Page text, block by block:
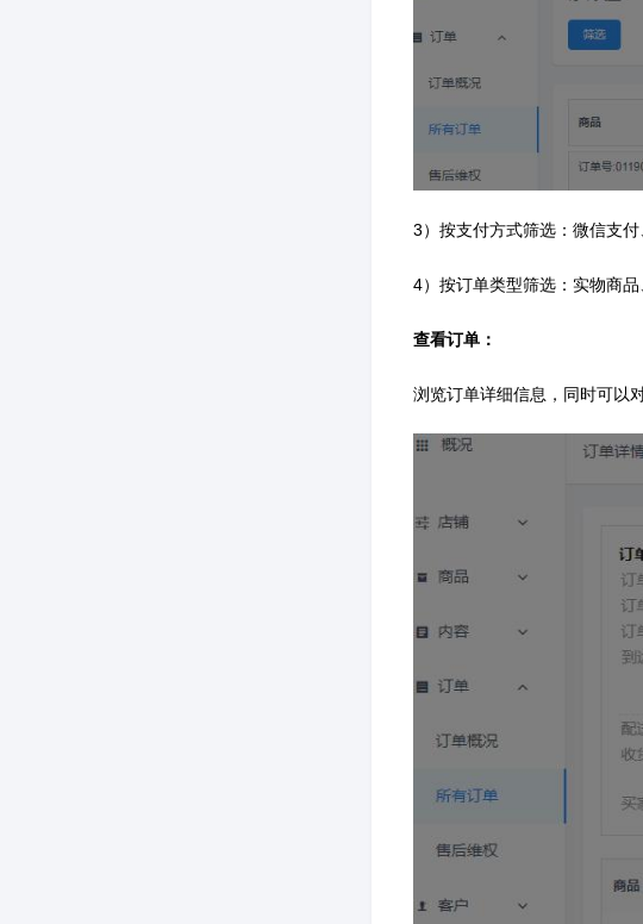
3）按支付方式筛选：微信支付
4）按订单类型筛选：实物商品
查看订单：
浏览订单详细信息，同时可以